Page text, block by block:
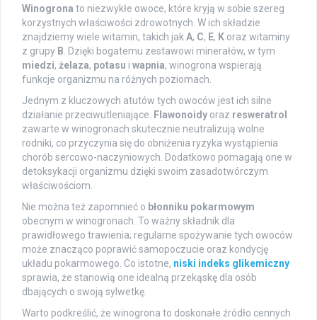
Winogrona to niezwykłe owoce, które kryją w sobie szereg
korzystnych właściwości zdrowotnych. W ich składzie
znajdziemy wiele witamin, takich jakA, C, E, K oraz witaminy
z grupy B. Dzięki bogatemu zestawowi minerałów, w tym
miedzi, żelaza, potasu i wapnia, winogrona wspierają
funkcje organizmu na różnych poziomach.
Jednym z kluczowych atutów tych owoców jest ich silne
działanie przeciwutleniające. Flawonoidy oraz resweratrol
zawarte w winogronach skutecznie neutralizują wolne
rodniki, co przyczynia się do obniżenia ryzyka wystąpienia
chorób sercowo-naczyniowych. Dodatkowo pomagają one w
detoksykacji organizmu dzięki swoim zasadotwórczym
właściwościom.
Nie można też zapomnieć o błonniku pokarmowym
obecnym w winogronach. To ważny składnik dla
prawidłowego trawienia; regularne spożywanie tych owoców
może znacząco poprawić samopoczucie oraz kondycję
układu pokarmowego. Co istotne, niski indeks glikemiczny
sprawia, że stanowią one idealną przekąskę dla osób
dbających o swoją sylwetkę.
Warto podkreślić, że winogrona to doskonałe źródło cennych